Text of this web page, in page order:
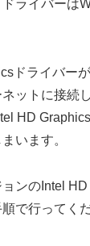
ライバーは
ドライバー
ットに接続
HD
います。
ンのIntel
で行ってくだ